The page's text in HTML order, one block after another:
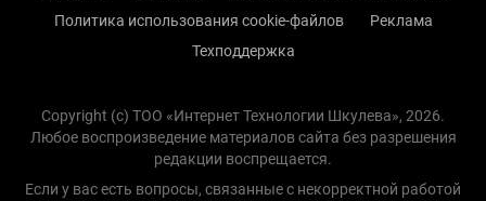
Политика использования cookie-файлов
Реклама
Техподдержка
Copyright (с) TOO «Интернет Технологии Шкулева», 2026.
Любое воспроизведение материалов сайта без разрешения
редакции воспрещается.
Если у вас есть вопросы, связанные с некорректной работой